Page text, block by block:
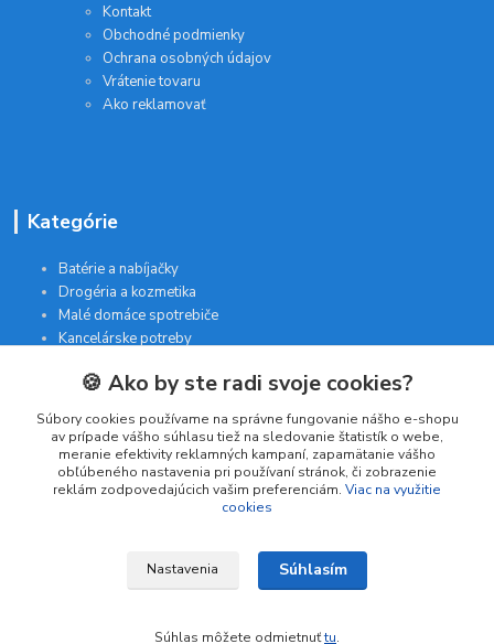
Kontakt
Obchodné podmienky
Ochrana osobných údajov
Vrátenie tovaru
Ako reklamovať
Kategórie
Batérie a nabíjačky
Drogéria a kozmetika
Malé domáce spotrebiče
Kancelárske potreby
Kontakt
INTERGAM s.r.o
Jelšová 5
🍪 Ako by ste radi svoje cookies?
Súbory cookies používame na správne fungovanie nášho e-shopu
av prípade vášho súhlasu tiež na sledovanie štatistík o webe,
meranie efektivity reklamných kampaní, zapamätanie vášho
obľúbeného nastavenia pri používaní stránok, či zobrazenie
reklám zodpovedajúcich vašim preferenciám. Viac na využitie
cookies
Nastavenia Súhlasím
Súhlas môžete odmietnuťtu.